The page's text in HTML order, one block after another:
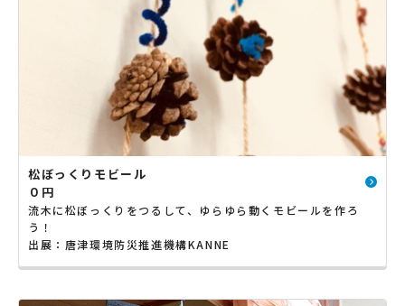
松ぼっくりモビール
０円
流木に松ぼっくりをつるして、ゆらゆら動くモビールを作ろ
う！
出展：唐津環境防災推進機構KANNE